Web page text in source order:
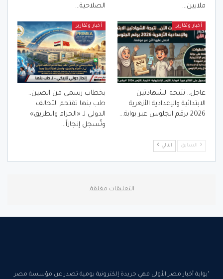
ملايين…
الصلاحية…
أخبار وتقارير
عاجل.. نتيجة الشهادتين
الابتدائية والإعدادية الأزهرية
2026 برقم الجلوس عبر بوابة…
أخبار وتقارير
بخطاب رسمي من الصين..
طب بنها تقتحم التحالف
الدولي لـ «الحزام والطريق»
وتُسجل إنجازاً…
السابق التالي
التعليقات مغلقة.
"بوابة أخبار مصر الأولى فهي جريدة إلكترونية يومية تصدر عن مؤسسة مصر